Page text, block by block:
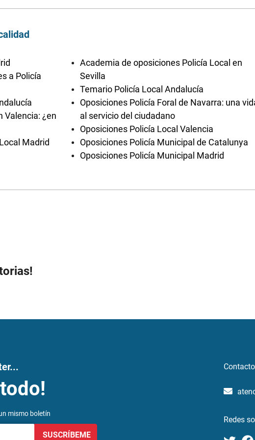
a Policía
Valencia: ¿en
Madrid
Academia de oposiciones Policía Local en
Sevilla
Temario Policía Local Andalucía
Oposiciones Policía Foral de Navarra: una
al servicio del ciudadano
Oposiciones Policía Local Valencia
Oposiciones Policía Municipal de Catalunya
Oposiciones Policía Municipal Madrid
mismo boletín
SUSCRÍBEME
Redes